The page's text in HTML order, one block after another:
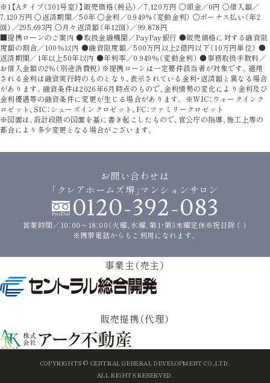
※1【Aタイプ（301号室）】販売価格（税込）／7,120万円 〇頭金／0円 〇借入額／
7,120万円 〇返済期間／50年 〇金利／0.949%（変動金利） 〇ボーナス払い（年2
回）／295,693円 〇月々返済額（年12回）／99,878円
■提携ローンのご案内 ●取扱金融機関／PayPay銀行 ●販売価格に対する融資限
度額の割合／100％以内 ●融資限度額／500万円以上2億円以下（10万円単位） ●
返済期間／1年以上50年以内 ●年利率／0.949％（変動金利） ●事務取扱手数料／
お借入金額の2％（別途消費税）※提携ローンは一定要件該当者が対象です。適用
される金利は融資実行時のものとなり、表示されている金利・返済額と異なる場合
があります。融資条件は2026年6月時点のもので、金利情勢の変化により金利及び
金利優遇等の融資条件に変更が生じる場合があります。 ※WIC：ウォークインク
ロゼット、SIC：シューズインクロゼット、FC：ファミリークロゼット
※図面は、設計段階の図面を基に書き起こしたもので、官公庁の指導、施工上等の
都合により多少変更となる場合がございます。
お問い合わせは
「クレアホームズ堺」マンションサロン
0120-392-083
営業時間／10：00〜18：00（火曜、水曜、第1・第3木曜定休※祝日除く）
※携帯電話からもご利用になれます。
事業主（売主）
販売提携（代理）
COPYRIGHTS © CENTRAL GENERAL DEVELOPMENT CO.,LTD.
ALL RIGHTS RESERVED.